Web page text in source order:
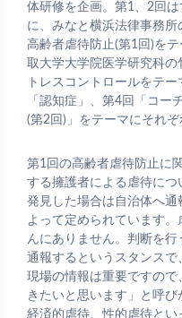
体研修を企画。第1、2回
に、みなと横浜法律事務所
高齢者虐待防止(第1回)を
取大学大学院医学研究科
トレスコントロールをテ
「認知症」、第4回「コー
(第2回)」をテーマにそれぞ
第1回の高齢者虐待防止に
する擁護者による虐待に
発見した場合は自治体へ
よって定められています
んにありません。判断を
通報するというスタンスで
現場の情報は重要ですの
きたいと思います」と呼び
経済的虐待、性的虐待とい